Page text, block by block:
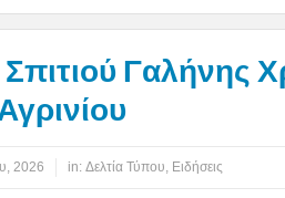
Σπιτιού Γαλήνης
2026 in: Δελτία Τύπου, Ειδήσεις